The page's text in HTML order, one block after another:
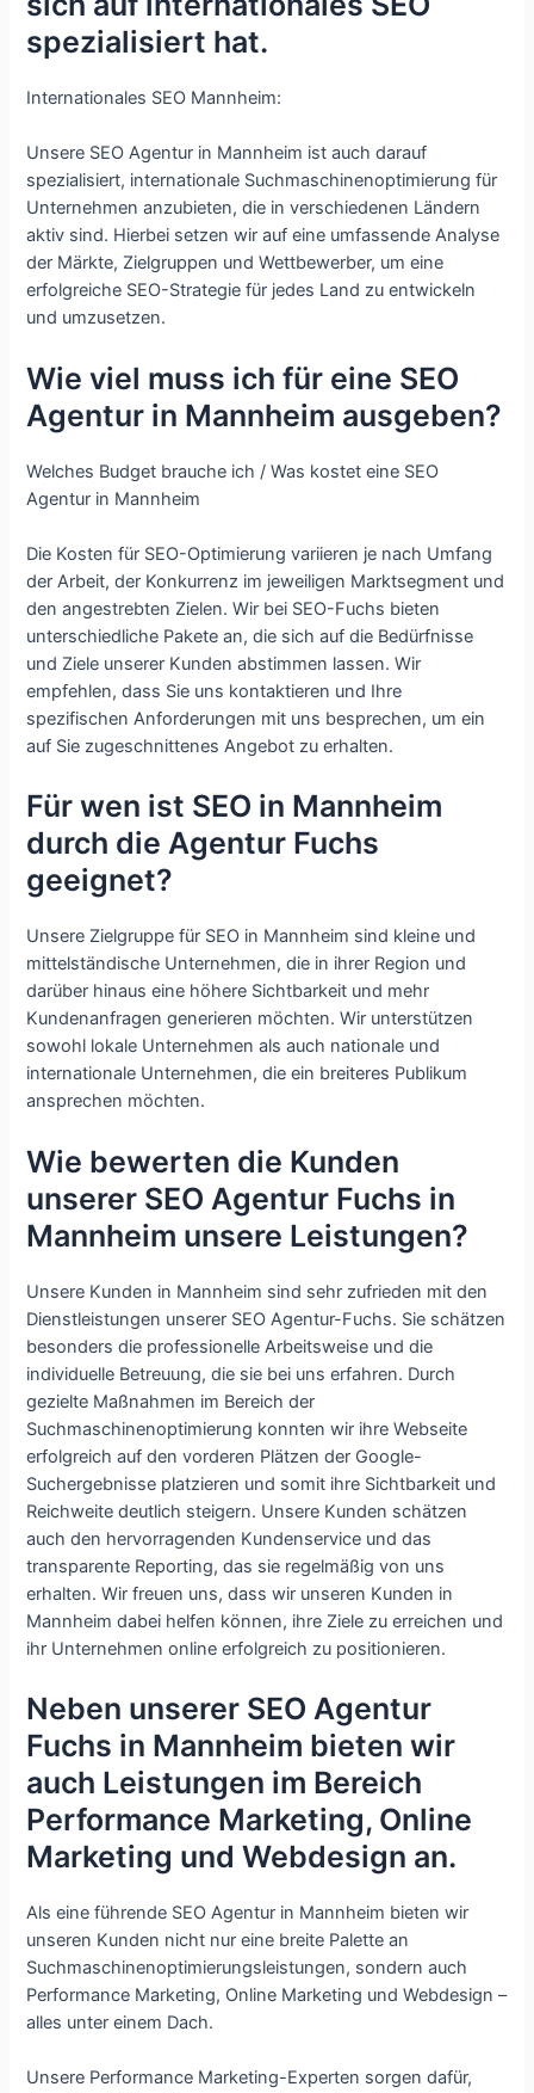
spezialisiert hat.
Internationales SEO Mannheim:
Unsere SEO Agentur in Mannheim ist auch darauf
spezialisiert, internationale Suchmaschinenoptimierung für
Unternehmen anzubieten, die in verschiedenen Ländern
aktiv sind. Hierbei setzen wir auf eine umfassende Analyse
der Märkte, Zielgruppen und Wettbewerber, um eine
erfolgreiche SEO-Strategie für jedes Land zu entwickeln
und umzusetzen.
Wie viel muss ich für eine SEO
Agentur in Mannheim ausgeben?
Welches Budget brauche ich / Was kostet eine SEO
Agentur in Mannheim
Die Kosten für SEO-Optimierung variieren je nach Umfang
der Arbeit, der Konkurrenz im jeweiligen Marktsegment und
den angestrebten Zielen. Wir bei SEO-Fuchs bieten
unterschiedliche Pakete an, die sich auf die Bedürfnisse
und Ziele unserer Kunden abstimmen lassen. Wir
empfehlen, dass Sie uns kontaktieren und Ihre
spezifischen Anforderungen mit uns besprechen, um ein
auf Sie zugeschnittenes Angebot zu erhalten.
Für wen ist SEO in Mannheim
durch die Agentur Fuchs
geeignet?
Unsere Zielgruppe für SEO in Mannheim sind kleine und
mittelständische Unternehmen, die in ihrer Region und
darüber hinaus eine höhere Sichtbarkeit und mehr
Kundenanfragen generieren möchten. Wir unterstützen
sowohl lokale Unternehmen als auch nationale und
internationale Unternehmen, die ein breiteres Publikum
ansprechen möchten.
Wie bewerten die Kunden
unserer SEO Agentur Fuchs in
Mannheim unsere Leistungen?
Unsere Kunden in Mannheim sind sehr zufrieden mit den
Dienstleistungen unserer SEO Agentur-Fuchs. Sie schätzen
besonders die professionelle Arbeitsweise und die
individuelle Betreuung, die sie bei uns erfahren. Durch
gezielte Maßnahmen im Bereich der
Suchmaschinenoptimierung konnten wir ihre Webseite
erfolgreich auf den vorderen Plätzen der Google-
Suchergebnisse platzieren und somit ihre Sichtbarkeit und
Reichweite deutlich steigern. Unsere Kunden schätzen
auch den hervorragenden Kundenservice und das
transparente Reporting, das sie regelmäßig von uns
erhalten. Wir freuen uns, dass wir unseren Kunden in
Mannheim dabei helfen können, ihre Ziele zu erreichen und
ihr Unternehmen online erfolgreich zu positionieren.
Neben unserer SEO Agentur
Fuchs in Mannheim bieten wir
auch Leistungen im Bereich
Performance Marketing, Online
Marketing und Webdesign an.
Als eine führende SEO Agentur in Mannheim bieten wir
unseren Kunden nicht nur eine breite Palette an
Suchmaschinenoptimierungsleistungen, sondern auch
Performance Marketing, Online Marketing und Webdesign –
alles unter einem Dach.
Unsere Performance Marketing-Experten sorgen dafür,